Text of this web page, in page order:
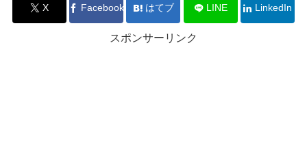
X Facebook はてブ LINE LinkedIn
スポンサーリンク